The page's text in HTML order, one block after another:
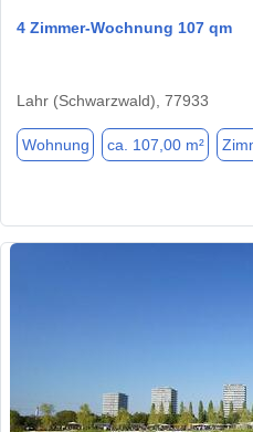
4 Zimmer-Wochnung 107 qm
Lahr (Schwarzwald), 77933
Wohnung ca. 107,00 m²